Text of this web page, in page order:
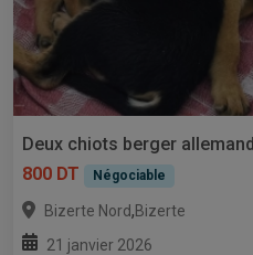
Deux chiots berger allemand
800 DT
Négociable
Bizerte Nord,Bizerte
21 janvier 2026